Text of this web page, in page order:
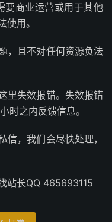
要商业运营或用于其他
用。
，且不对任何资源负法
里失效报错。失效报错
时之内反馈信息。
信，我们会尽快处理，
站长QQ 465693115